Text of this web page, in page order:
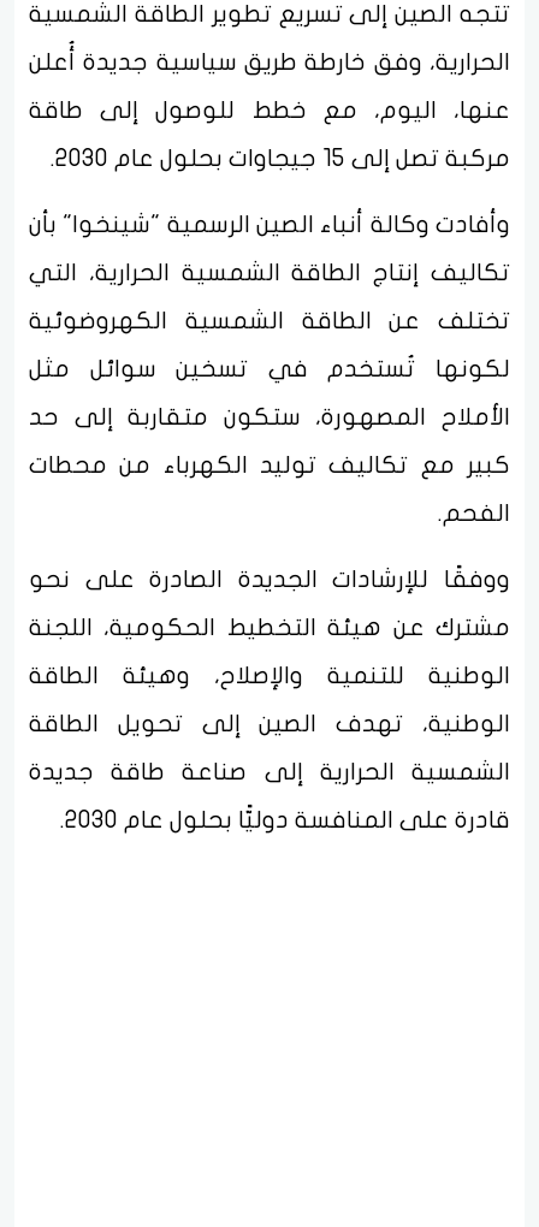
تتجه الصين إلى تسريع تطوير الطاقة الشمسية
الحرارية، وفق خارطة طريق سياسية جديدة أُعلن
عنها، اليوم، مع خطط للوصول إلى طاقة
مركبة تصل إلى 15 جيجاوات بحلول عام 2030.
وأفادت وكالة أنباء الصين الرسمية "شينخوا" بأن
تكاليف إنتاج الطاقة الشمسية الحرارية، التي
تختلف عن الطاقة الشمسية الكهروضوئية
لكونها تُستخدم في تسخين سوائل مثل
الأملاح المصهورة، ستكون متقاربة إلى حد
كبير مع تكاليف توليد الكهرباء من محطات
الفحم.
ووفقًا للإرشادات الجديدة الصادرة على نحو
مشترك عن هيئة التخطيط الحكومية، اللجنة
الوطنية للتنمية والإصلاح، وهيئة الطاقة
الوطنية، تهدف الصين إلى تحويل الطاقة
الشمسية الحرارية إلى صناعة طاقة جديدة
قادرة على المنافسة دوليًّا بحلول عام 2030.